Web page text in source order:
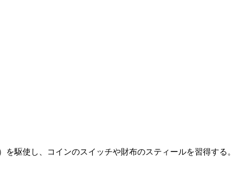
駆使し、コインのスイッチや財布のスティールを習得する。